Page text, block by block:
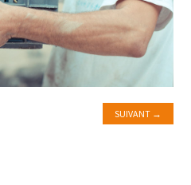
SUIVANT →